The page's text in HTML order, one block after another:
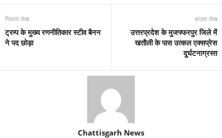
पिछला लेख
ट्रम्प के मुख्य रणनीतिकार स्टीव बैनन
ने पद छोड़ा
अगला लेख
उत्तरप्रदेश के मुजफ्फरपुर जिले में
खतौली के पास उत्कल एक्सप्रेस
दुर्घटनाग्रस्त
Chattisgarh News